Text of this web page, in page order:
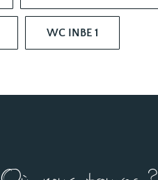
WC INBE 1